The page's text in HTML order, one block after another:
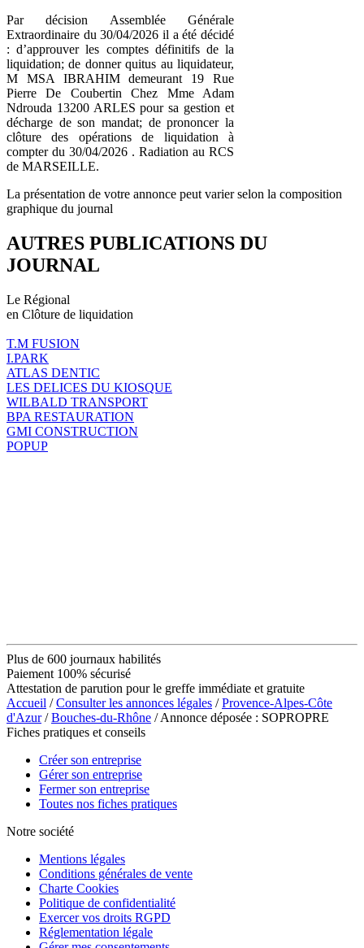
Par décision Assemblée Générale
Extraordinaire du 30/04/2026 il a été décidé
: d’approuver les comptes définitifs de la
liquidation; de donner quitus au liquidateur,
M MSA IBRAHIM demeurant 19 Rue
Pierre De Coubertin Chez Mme Adam
Ndrouda 13200 ARLES pour sa gestion et
décharge de son mandat; de prononcer la
clôture des opérations de liquidation à
compter du 30/04/2026 . Radiation au RCS
de MARSEILLE.
La présentation de votre annonce peut varier selon la composition
graphique du journal
AUTRES PUBLICATIONS DU
JOURNAL
Le Régional
en Clôture de liquidation
T.M FUSION
I.PARK
ATLAS DENTIC
LES DELICES DU KIOSQUE
WILBALD TRANSPORT
BPA RESTAURATION
GMI CONSTRUCTION
POPUP
Plus de 600 journaux habilités
Paiement 100% sécurisé
Attestation de parution pour le greffe immédiate et gratuite
Accueil /Consulter les annonces légales /Provence-Alpes-Côte
d'Azur/Bouches-du-Rhône / Annonce déposée : SOPROPRE
Fiches pratiques et conseils
Créer son entreprise
Gérer son entreprise
Fermer son entreprise
Toutes nos fiches pratiques
Notre société
Mentions légales
Conditions générales de vente
Charte Cookies
Politique de confidentialité
Exercer vos droits RGPD
Réglementation légale